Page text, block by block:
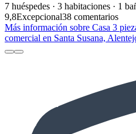
7 huéspedes · 3 habitaciones · 1
9,8Excepcional38 comentarios
Más información sobre Casa 3
comercial en Santa Susana,